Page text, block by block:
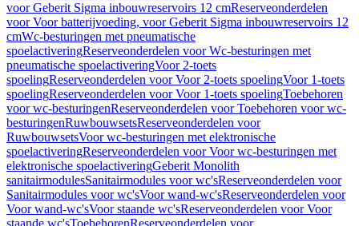
voor Geberit Sigma inbouwreservoirs 12 cmReserveonderdelen
voor Voor batterijvoeding, voor Geberit Sigma inbouwreservoirs 12
cmWc-besturingen met pneumatische
spoelactiveringReserveonderdelen voor Wc-besturingen met
pneumatische spoelactiveringVoor 2-toets
spoelingReserveonderdelen voor Voor 2-toets spoelingVoor 1-toets
spoelingReserveonderdelen voor Voor 1-toets spoelingToebehoren
voor wc-besturingenReserveonderdelen voor Toebehoren voor wc-
besturingenRuwbouwsetsReserveonderdelen voor
RuwbouwsetsVoor wc-besturingen met elektronische
spoelactiveringReserveonderdelen voor Voor wc-besturingen met
elektronische spoelactiveringGeberit Monolith
sanitairmodulesSanitairmodules voor wc'sReserveonderdelen voor
Sanitairmodules voor wc'sVoor wand-wc'sReserveonderdelen voor
Voor wand-wc'sVoor staande wc'sReserveonderdelen voor Voor
staande wc'sToebehorenReserveonderdelen voor